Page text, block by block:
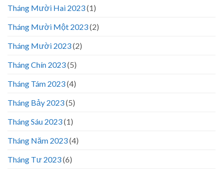
Tháng Mười Hai 2023(1)
Tháng Mười Một 2023(2)
Tháng Mười 2023(2)
Tháng Chín 2023(5)
Tháng Tám 2023(4)
Tháng Bảy 2023(5)
Tháng Sáu 2023(1)
Tháng Năm 2023(4)
Tháng Tư 2023(6)